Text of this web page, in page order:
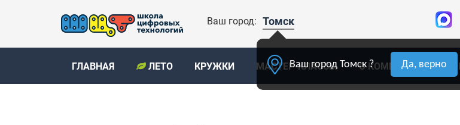
Ваш город: Томск
Ваш город Томск ? Да, верно
ГЛАВНАЯ ЛЕТО КРУЖКИ МАСТЕР-КЛАССЫ О КОМПАНИИ